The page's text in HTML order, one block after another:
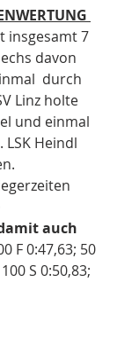
insgesamt 7
davon
durch
Linz holte
und einmal
LSK Heindl
auch
F 0:47,63; 50
S 0:50,83;